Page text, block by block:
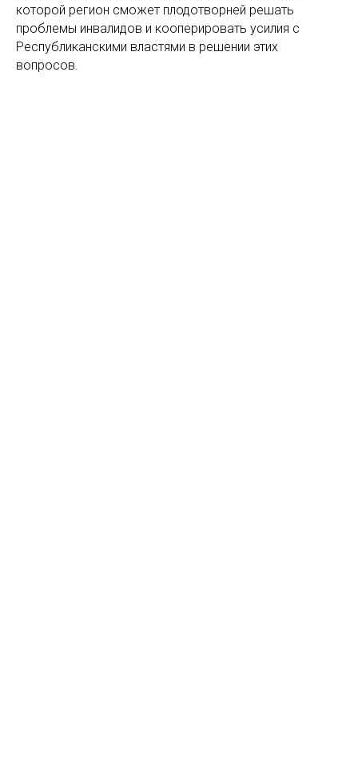
которой регион сможет плодотворней решать
проблемы инвалидов и кооперировать усилия с
Республиканскими властями в решении этих
вопросов.